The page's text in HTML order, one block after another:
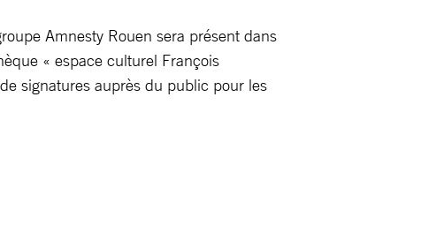
Amnesty Rouen sera présent dans
« espace culturel François
signatures auprès du public pour les